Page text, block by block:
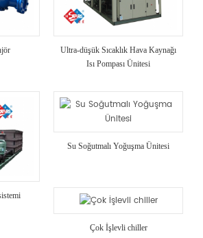
Ultra-düşük Sıcaklık Hava Kaynağı
Isı Pompası Ünitesi
Su Soğutmalı Yoğuşma Ünitesi
Çok İşlevli chiller